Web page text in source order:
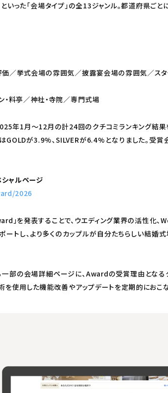
といった「会場タイプ」の全13ジャンル。都道府県ご
／挙式会場の雰囲気／披露宴会場の雰囲気／ス
・料亭／神社・寺院／専門式場
年1月～12月の計24回のクチコミランキング結果
が3.9%、SILVERが6.4%となりました。受
ャルページ
2026
を発表することで、ウエディング業界の活性化、
ートし、より多くのカップルが自分たちらしい結婚
部の会場詳細ページに、Awardの受賞理由となる
使用した機能改善やアップデートを定期的におこな